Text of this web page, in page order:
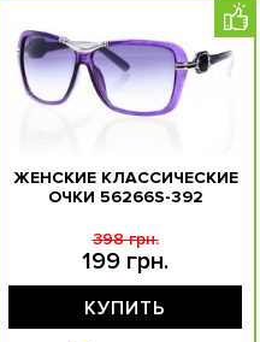
ЖЕНСКИЕ КЛАССИЧЕСКИЕ
ОЧКИ 56266S-392
199 грн.
398 грн.
КУПИТЬ